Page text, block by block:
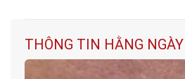
THÔNG TIN HẰNG NGÀY